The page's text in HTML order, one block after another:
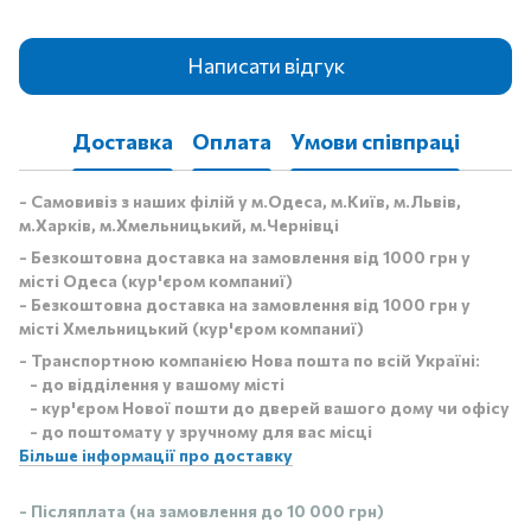
Написати відгук
Доставка Оплата Умови співпраці
- Самовивіз з наших філій у м.Одеса, м.Київ, м.Львів,
м.Харків, м.Хмельницький, м.Чернівці
- Безкоштовна доставка на замовлення від 1000 грн у
місті Одеса (кур'єром компаниї)
- Безкоштовна доставка на замовлення від 1000 грн у
місті Хмельницький (кур'єром компаниї)
- Транспортною компанією Нова пошта по всій Україні:
- до відділення у вашому місті
- кур'єром Нової пошти до дверей вашого дому чи офісу
- до поштомату у зручному для вас місці
Більше інформації про доставку
- Післяплата (на замовлення до 10 000 грн)